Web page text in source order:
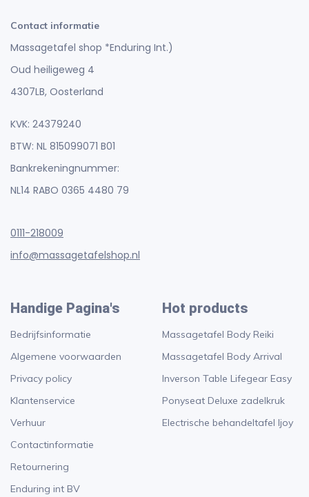
Contact informatie
Massagetafel shop *Enduring Int.)
Oud heiligeweg 4
4307LB, Oosterland
KVK: 24379240
BTW: NL 815099071 B01
Bankrekeningnummer:
NL14 RABO 0365 4480 79
0111-218009
info@massagetafelshop.nl
Handige Pagina's
Bedrijfsinformatie
Algemene voorwaarden
Privacy policy
Klantenservice
Verhuur
Contactinformatie
Retournering
Enduring int BV
Hot products
Massagetafel Body Reiki
Massagetafel Body Arrival
Inverson Table Lifegear Easy
Ponyseat Deluxe zadelkruk
Electrische behandeltafel Ijoy